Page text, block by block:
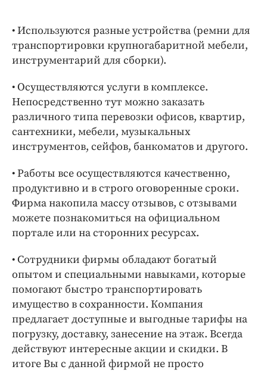
• Используются разные устройства (ремни для
транспортировки крупногабаритной мебели,
инструментарий для сборки).
• Осуществляются услуги в комплексе.
Непосредственно тут можно заказать
различного типа перевозки офисов, квартир,
сантехники, мебели, музыкальных
инструментов, сейфов, банкоматов и другого.
• Работы все осуществляются качественно,
продуктивно и в строго оговоренные сроки.
Фирма накопила массу отзывов, с отзывами
можете познакомиться на официальном
портале или на сторонних ресурсах.
• Сотрудники фирмы обладают богатый
опытом и специальными навыками, которые
помогают быстро транспортировать
имущество в сохранности. Компания
предлагает доступные и выгодные тарифы на
погрузку, доставку, занесение на этаж. Всегда
действуют интересные акции и скидки. В
итоге Вы с данной фирмой не просто